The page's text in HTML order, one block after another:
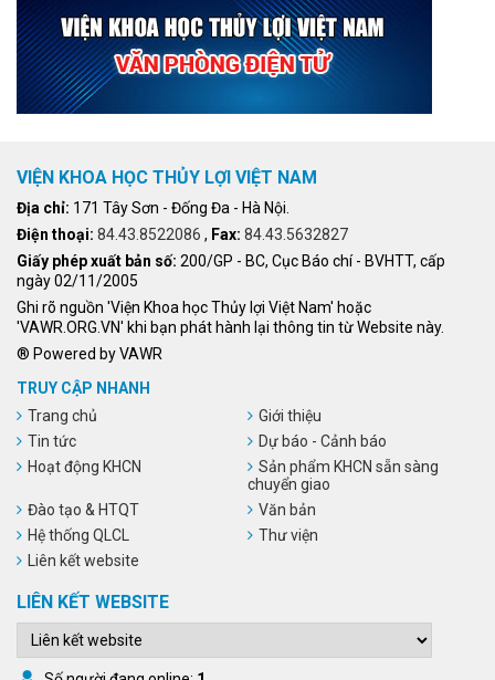
VIỆN KHOA HỌC THỦY LỢI VIỆT NAM
Địa chỉ: 171 Tây Sơn - Đống Đa - Hà Nội.
Điện thoại: 84.43.8522086 , Fax: 84.43.5632827
Giấy phép xuất bản số: 200/GP - BC, Cục Báo chí - BVHTT, cấp
ngày 02/11/2005
Ghi rõ nguồn 'Viện Khoa học Thủy lợi Việt Nam' hoặc
'VAWR.ORG.VN' khi bạn phát hành lại thông tin từ Website này.
® Powered by VAWR
TRUY CẬP NHANH
Trang chủ
Giới thiệu
Tin tức
Dự báo - Cảnh báo
Hoạt động KHCN
Sản phẩm KHCN sẵn sàng
chuyển giao
Đào tạo & HTQT
Văn bản
Hệ thống QLCL
Thư viện
Liên kết website
LIÊN KẾT WEBSITE